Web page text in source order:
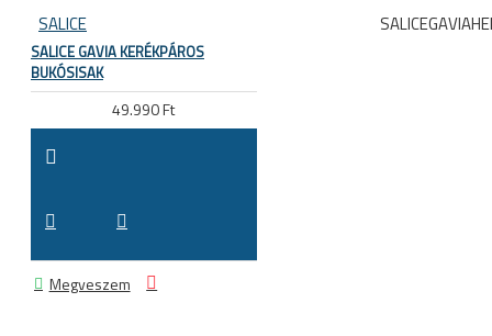
SALICE
SALICE GAVIA KERÉKPÁROS
BUKÓSISAK
49.990 Ft
Megveszem